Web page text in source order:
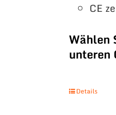
CE
Wählen
unteren
Details